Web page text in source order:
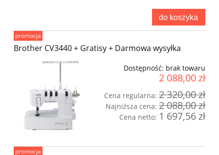
do koszyka
Brother CV3440 + Gratisy + Darmowa wysyłka
Dostępność: brak towaru
2 088,00 zł
Cena regularna: 2 320,00 zł
Najniższa cena: 2 088,00 zł
Cena netto: 1 697,56 zł
promocja
promocja